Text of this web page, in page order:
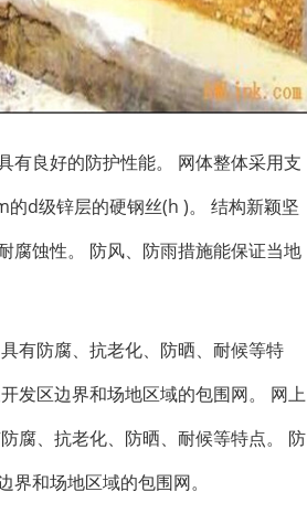
有良好的防护性能。 网体整体采用支
d级锌层的硬钢丝(h )。 结构新颖坚
腐蚀性。 防风、防雨措施能保证当地
有防腐、抗老化、防晒、耐候等特
发区边界和场地区域的包围网。 网上
腐、抗老化、防晒、耐候等特点。 防
和场地区域的包围网。